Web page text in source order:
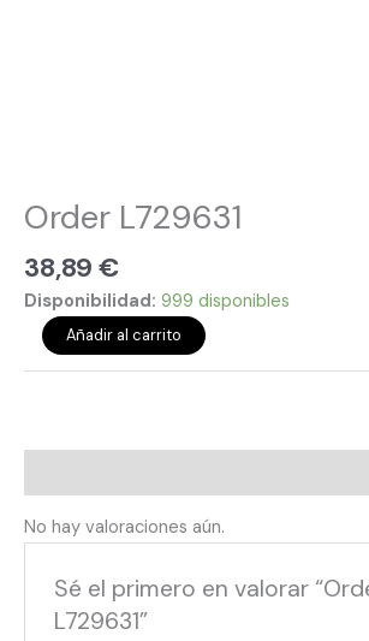
Order L729631
38,89 €
Disponibilidad: 999 disponibles
Añadir al carrito
No hay valoraciones aún.
Sé el primero en valorar
L729631”